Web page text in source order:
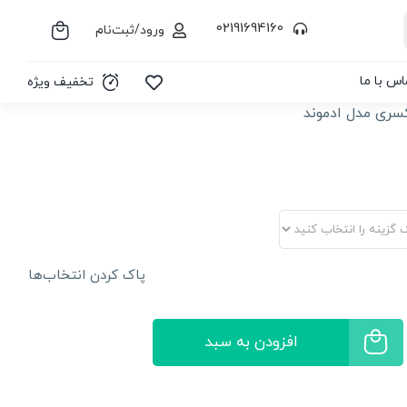
02191694160 ورود/ثبت‌نام
با ما تخفیف ویژه
مدل ادموند
پاک کردن انتخاب‌ها